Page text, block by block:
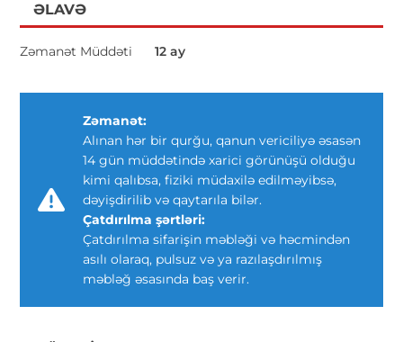
ƏLAVƏ
Zəmanət Müddəti 12 ay
Zəmanət:
Alınan hər bir qurğu, qanun vericiliyə əsasən
14 gün müddətində xarici görünüşü olduğu
kimi qalıbsa, fiziki müdaxilə edilməyibsə,
dəyişdirilib və qaytarıla bilər.
Çatdırılma şərtləri:
Çatdırılma sifarişin məbləği və həcmindən
asılı olaraq, pulsuz və ya razılaşdırılmış
məbləğ əsasında baş verir.